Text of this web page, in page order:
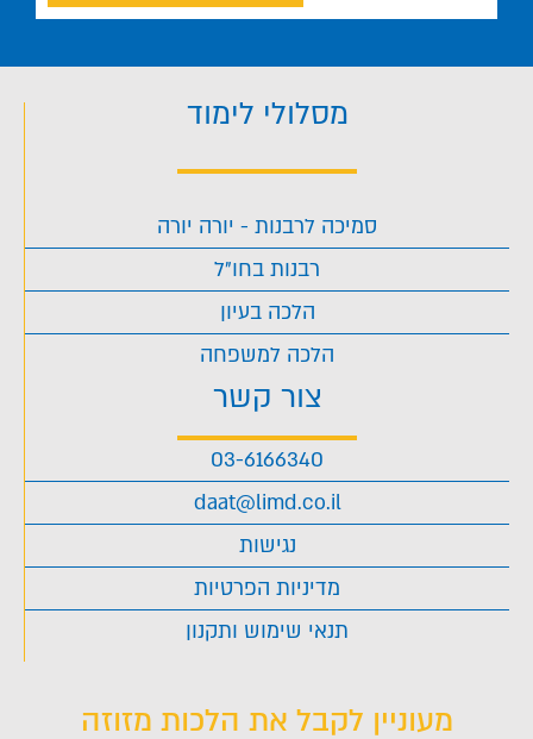
מסלולי לימוד
סמיכה לרבנות - יורה יורה
רבנות בחו"ל
הלכה בעיון
הלכה למשפחה
צור קשר
03-6166340
daat@limd.co.il
נגישות
מדיניות הפרטיות
תנאי שימוש ותקנון
מעוניין לקבל את הלכות מזוזה